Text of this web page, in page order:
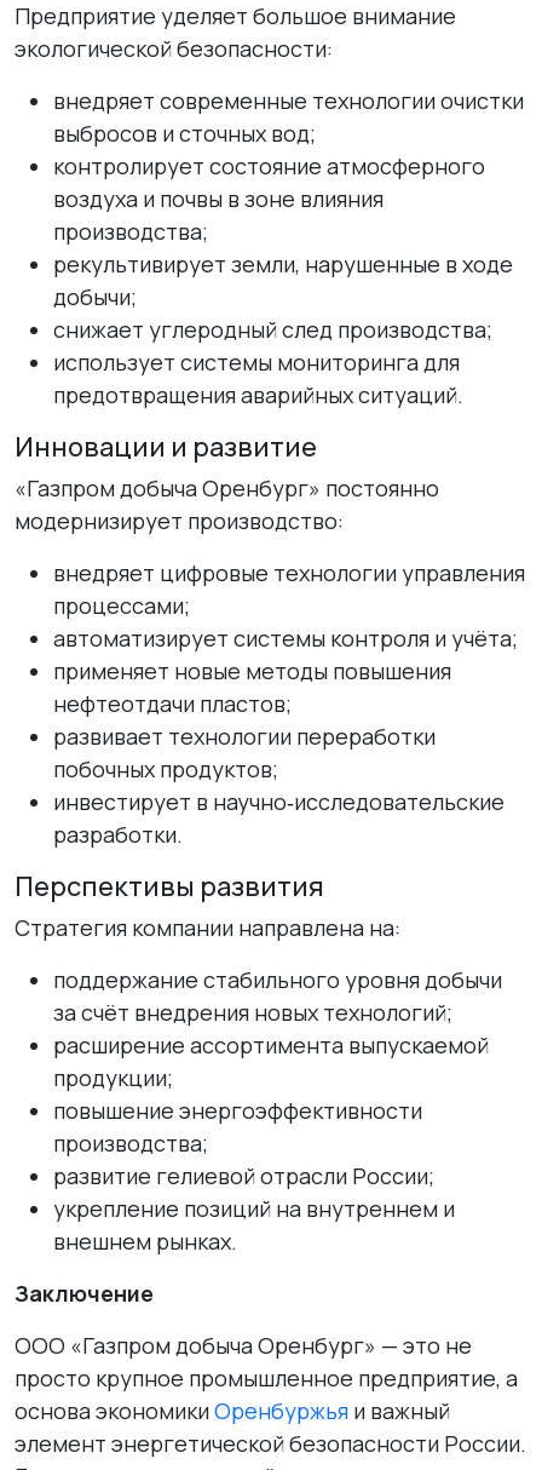
Предприятие уделяет большое внимание
экологической безопасности:
внедряет современные технологии очистки
выбросов и сточных вод;
контролирует состояние атмосферного
воздуха и почвы в зоне влияния
производства;
рекультивирует земли, нарушенные в ходе
добычи;
снижает углеродный след производства;
использует системы мониторинга для
предотвращения аварийных ситуаций.
Инновации и развитие
«Газпром добыча Оренбург» постоянно
модернизирует производство:
внедряет цифровые технологии управления
процессами;
автоматизирует системы контроля и учёта;
применяет новые методы повышения
нефтеотдачи пластов;
развивает технологии переработки
побочных продуктов;
инвестирует в научно‑исследовательские
разработки.
Перспективы развития
Стратегия компании направлена на:
поддержание стабильного уровня добычи
за счёт внедрения новых технологий;
расширение ассортимента выпускаемой
продукции;
повышение энергоэффективности
производства;
развитие гелиевой отрасли России;
укрепление позиций на внутреннем и
внешнем рынках.
Заключение
ООО «Газпром добыча Оренбург» — это не
просто крупное промышленное предприятие, а
основа экономикиОренбуржья и важный
элемент энергетической безопасности России.